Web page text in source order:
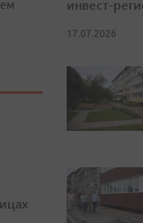
инвест-
17.07.2026